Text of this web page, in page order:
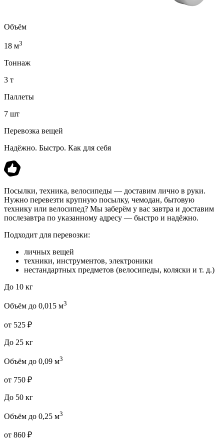
Объём
18 м3
Тоннаж
3 т
Паллеты
7 шт
Перевозка вещей
Надёжно. Быстро. Как для себя
Посылки, техника, велосипеды — доставим лично в руки.
Нужно перевезти крупную посылку, чемодан, бытовую
технику или велосипед? Мы заберём у вас завтра и доставим
послезавтра по указанному адресу — быстро и надёжно.
Подходит для перевозки:
личных вещей
техники, инструментов, электроники
нестандартных предметов (велосипеды, коляски и т. д.)
До 10 кг
Объём до 0,015 м3
от 525 ₽
До 25 кг
Объём до 0,09 м3
от 750 ₽
До 50 кг
Объём до 0,25 м3
от 860 ₽